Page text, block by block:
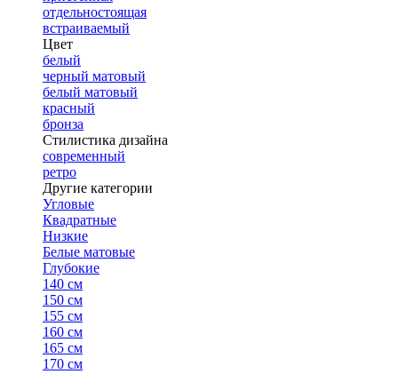
отдельностоящая
встраиваемый
Цвет
белый
черный матовый
белый матовый
красный
бронза
Стилистика дизайна
современный
ретро
Другие категории
Угловые
Квадратные
Низкие
Белые матовые
Глубокие
140 см
150 см
155 см
160 см
165 см
170 см